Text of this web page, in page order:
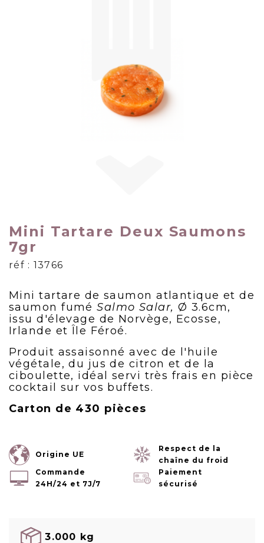
Mini Tartare Deux Saumons
7gr
réf : 13766
Mini tartare de saumon atlantique et de
saumon fuméSalmo Salar,Ø 3.6cm,
issu d'élevage de Norvège, Ecosse,
Irlande et Île Féroé.
Produit assaisonné avec de l'huile
végétale, du jus de citron et de la
ciboulette, idéal servi très frais en pièce
cocktail sur vos buffets.
Carton de 430 pièces
Origine UE
Respect de la
chaîne du froid
Commande
24H/24 et 7J/7
Paiement
sécurisé
3.000 kg